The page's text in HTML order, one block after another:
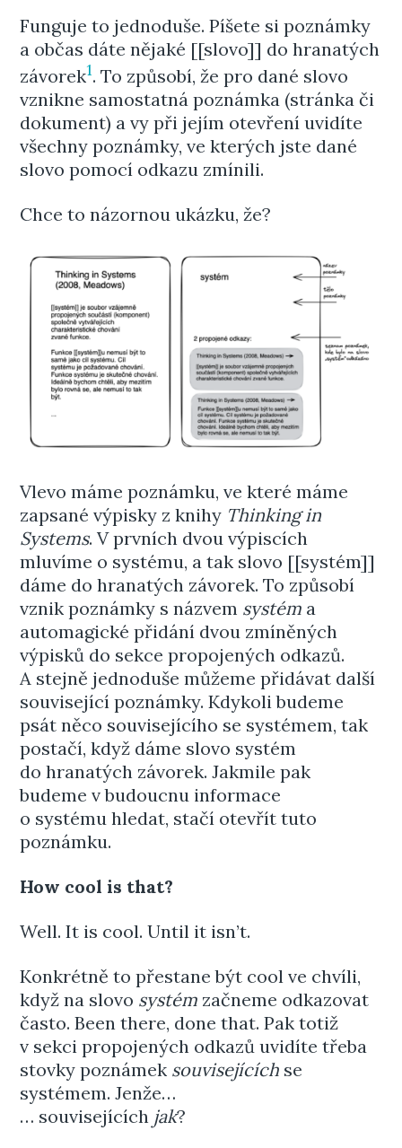
Funguje to jednoduše. Píšete si poznámky
a občas dáte nějaké [[slovo]] do hranatých
závorek1. To způsobí, že pro dané slovo
vznikne samostatná poznámka (stránka či
dokument) a vy při jejím otevření uvidíte
všechny poznámky, ve kterých jste dané
slovo pomocí odkazu zmínili.
Chce to názornou ukázku, že?
Vlevo máme poznámku, ve které máme
zapsané výpisky z knihy Thinking in
Systems. V prvních dvou výpiscích
mluvíme o systému, a tak slovo [[systém]]
dáme do hranatých závorek. To způsobí
vznik poznámky s názvem systém a
automagické přidání dvou zmíněných
výpisků do sekce propojených odkazů.
A stejně jednoduše můžeme přidávat další
související poznámky. Kdykoli budeme
psát něco souvisejícího se systémem, tak
postačí, když dáme slovo systém
do hranatých závorek. Jakmile pak
budeme v budoucnu informace
o systému hledat, stačí otevřít tuto
poznámku.
How cool is that?
Well. It is cool. Until it isn’t.
Konkrétně to přestane být cool ve chvíli,
když na slovo systém začneme odkazovat
často. Been there, done that. Pak totiž
v sekci propojených odkazů uvidíte třeba
stovky poznámek souvisejících se
systémem. Jenže…
… souvisejících jak?